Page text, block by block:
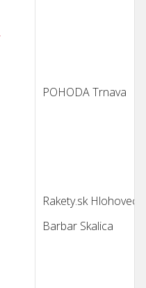
POHODA Trnava
Rakety.sk Hlohovec
Barbar Skalica